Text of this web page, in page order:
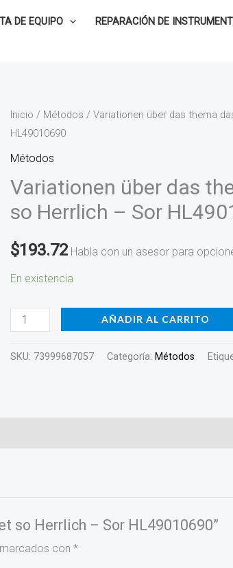
DE EQUIPO
REPARACIÓN DE
Inicio / Métodos / Variationen über das thema
HL49010690
Métodos
Variationen über das
so Herrlich – Sor
$193.72 Habla con un asesor para
En existencia
Variationen
über
das
das
KLinget
Herrlich
-
HL49010690
cantidad
AÑADIR AL CARRITO
SKU: 73999687057 Categoría: Métodos
so Herrlich – Sor HL49010690”
con *